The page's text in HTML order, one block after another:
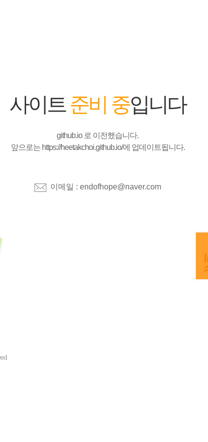
사이트 준비 중입니다
github.io 로 이전했습니다.
앞으로는 https://heetakchoi.github.io/에 업데이트됩니다.
이메일 : endofhope@naver.com